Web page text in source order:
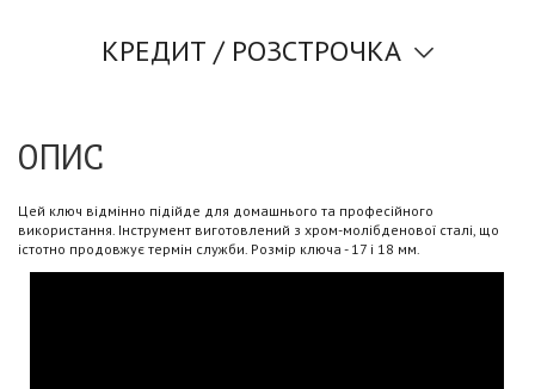
КРЕДИТ / РОЗСТРОЧКА
ОПИС
Цей ключ відмінно підійде для домашнього та професійного
використання. Інструмент виготовлений з хром-молібденової сталі, що
істотно продовжує термін служби. Розмір ключа - 17 і 18 мм.